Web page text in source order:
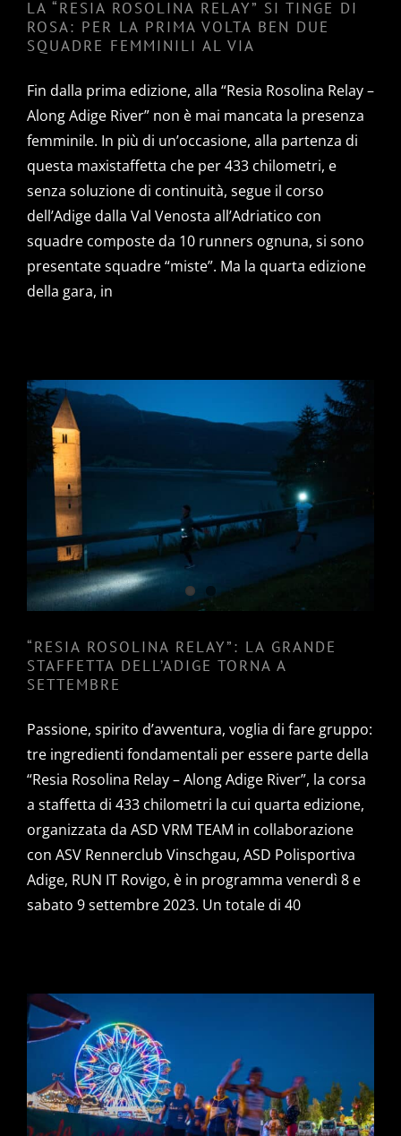
LA “RESIA ROSOLINA RELAY” SI TINGE DI
ROSA: PER LA PRIMA VOLTA BEN DUE
SQUADRE FEMMINILI AL VIA
Fin dalla prima edizione, alla “Resia Rosolina Relay –
Along Adige River” non è mai mancata la presenza
femminile. In più di un’occasione, alla partenza di
questa maxistaffetta che per 433 chilometri, e
senza soluzione di continuità, segue il corso
dell’Adige dalla Val Venosta all’Adriatico con
squadre composte da 10 runners ognuna, si sono
presentate squadre “miste”. Ma la quarta edizione
della gara, in
“RESIA ROSOLINA RELAY”: LA
GRANDE STAFFETTA DELL’ADIGE
TORNA A SETTEMBRE
“RESIA ROSOLINA RELAY”: LA GRANDE
STAFFETTA DELL’ADIGE TORNA A
SETTEMBRE
Passione, spirito d’avventura, voglia di fare gruppo:
tre ingredienti fondamentali per essere parte della
“Resia Rosolina Relay – Along Adige River”, la corsa
a staffetta di 433 chilometri la cui quarta edizione,
organizzata da ASD VRM TEAM in collaborazione
con ASV Rennerclub Vinschgau, ASD Polisportiva
Adige, RUN IT Rovigo, è in programma venerdì 8 e
sabato 9 settembre 2023. Un totale di 40
RESIA ROSOLINA RELAY,
ISCRIZIONI GIA’ APERTE PER
L’EDIZIONE 2023 IN